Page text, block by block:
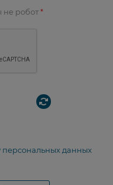
не робот *
персональных данных